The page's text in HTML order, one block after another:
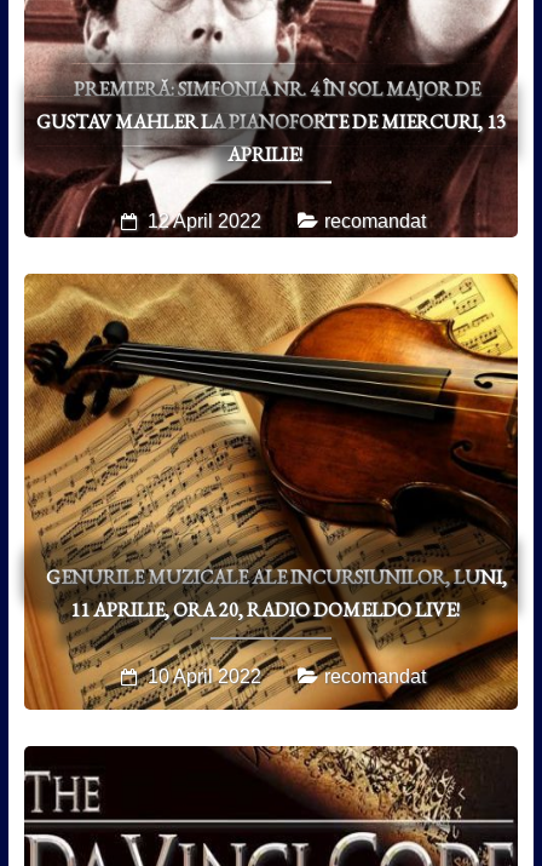
PREMIERĂ: SIMFONIA NR. 4 ÎN SOL MAJOR DE
GUSTAV MAHLER LA PIANOFORTE DE MIERCURI, 13
APRILIE!
12 April 2022 recomandat
GENURILE MUZICALE ALE INCURSIUNILOR, LUNI,
11 APRILIE, ORA 20, RADIO DOMELDO LIVE!
10 April 2022 recomandat